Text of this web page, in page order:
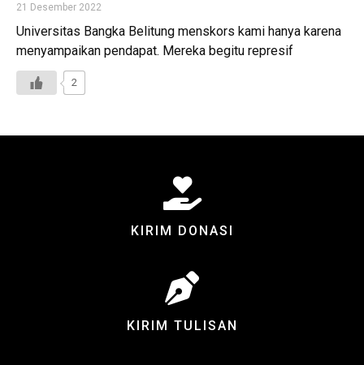
21 Desember 2022
Universitas Bangka Belitung menskors kami hanya karena
menyampaikan pendapat. Mereka begitu represif
2
KIRIM DONASI
KIRIM TULISAN